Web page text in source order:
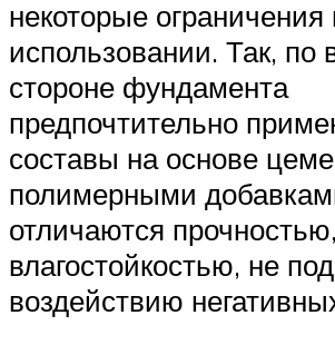
некоторые ограничения
использовании. Так, по
стороне фундамента
предпочтительно
составы на основе
полимерными
отличаются прочностью,
влагостойкостью, не
воздействию